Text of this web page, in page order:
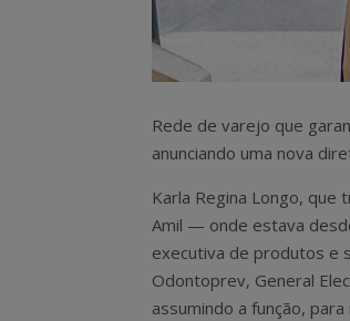
Rede de varejo que
anunciando uma nova
Karla Regina Longo, que
Amil — onde estava
executiva de produtos e
Odontoprev, General
assumindo a função,